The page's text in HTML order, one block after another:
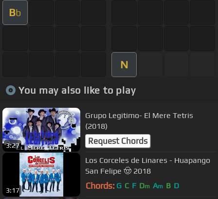
Bb
N
You may also like to play
3:27
Grupo Legitimo- El Mere Tetris
(2018)
Request Chords
3:17
Los Corceles de Linares - Huapango
San Felipe 🤠 2018
Chords: G C F Dm Am B D